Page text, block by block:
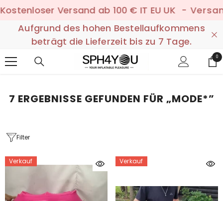
Versand ab 100 € IT EU UK
- Versand an
Aufgrund des hohen Bestellaufkommens
beträgt die Lieferzeit bis zu 7 Tage.
00
7 ERGEBNISSE GEFUNDEN FÜR „MODE*”
Filter
Verkauf Verkauf